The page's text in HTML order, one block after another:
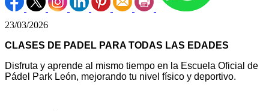
23/03/2026
CLASES DE PADEL PARA TODAS LAS EDADES
Disfruta y aprende al mismo tiempo en la Escuela Oficial de
Pádel Park León, mejorando tu nivel físico y deportivo.